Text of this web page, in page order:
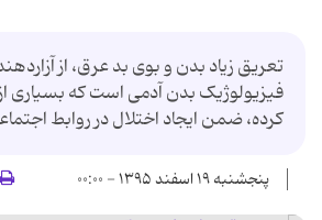
تعریق زیاد بدن و بوی بد عرق، از
فیزیولوژیک بدن آدمی است که بسیاری از
کرده، ضمن ایجاد اختلال در روابط
پنجشنبه ۱۹ اسفند ۱۳۹۵ - ۰۰:۰۰